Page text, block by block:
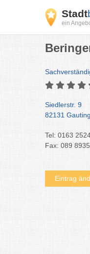
Stadt
ein
Siedlerstr. 9
82131 Gauting
Tel: 0163
Fax: 089
Eintrag